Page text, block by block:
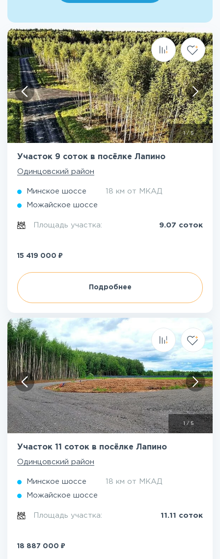
1/5
Участок 9 соток в посёлке Лапино
Одинцовский район
Минское шоссе 18 км от МКАД
Можайское шоссе
Площадь участка: 9.07 соток
15 419 000 ₽
Подробнее
1/5
Участок 11 соток в посёлке Лапино
Одинцовский район
Минское шоссе 18 км от МКАД
Можайское шоссе
Площадь участка: 11.11 соток
18 887 000 ₽